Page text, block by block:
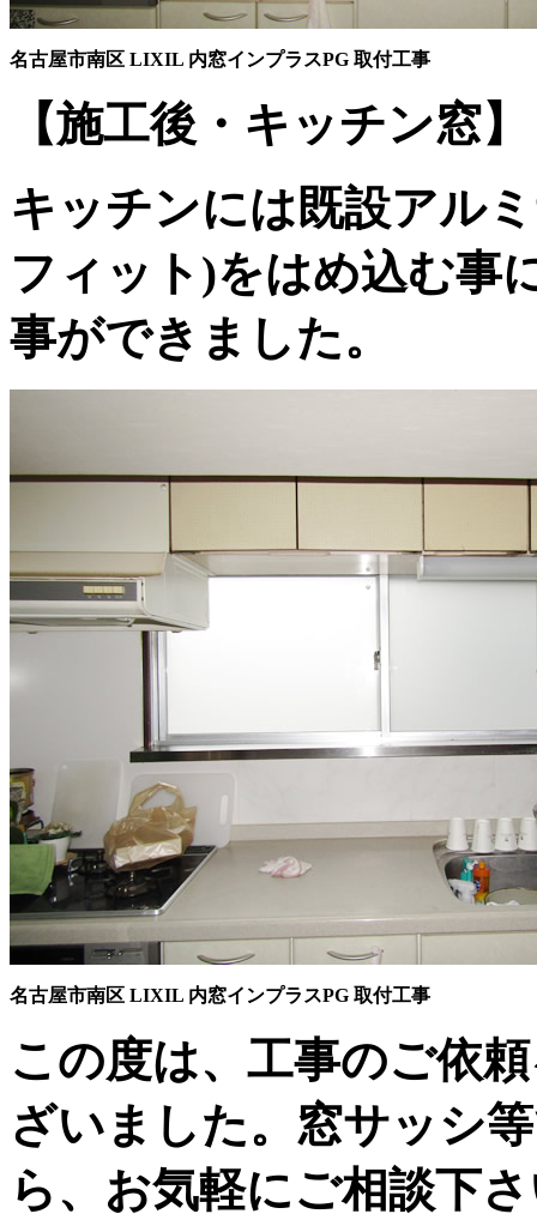
名古屋市南区 LIXIL 内窓インプラスPG 取付工事
【施工後・キッチン窓】
キッチンには既設アル
フィット)をはめ込む事
事ができました。
名古屋市南区 LIXIL 内窓インプラスPG 取付工事
この度は、工事のご依
ざいました。窓サッシ
ら、お気軽にご相談下